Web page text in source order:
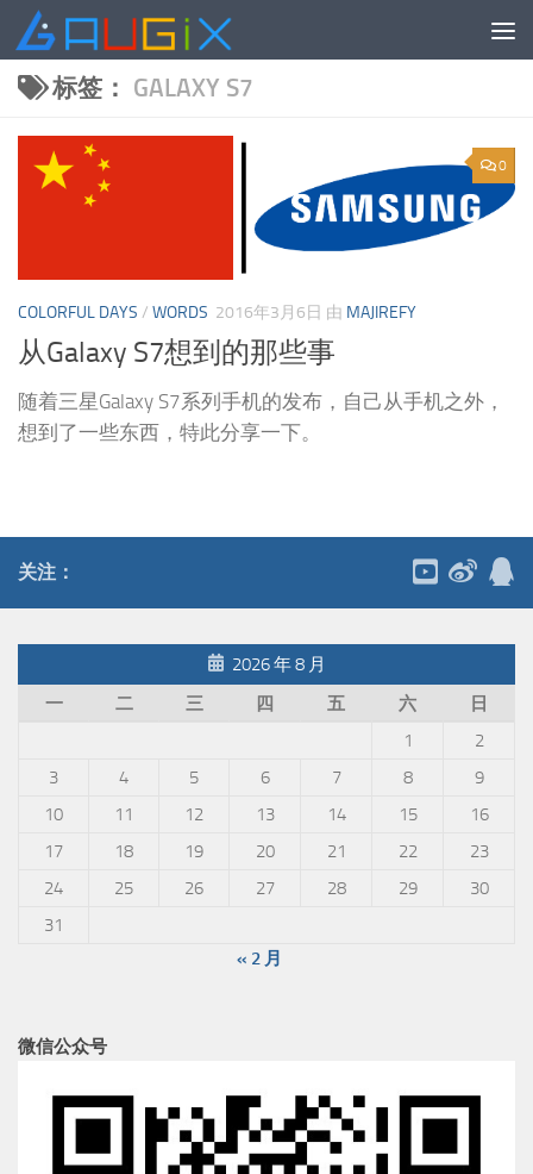
跳至内容
标签： GALAXY S7
0
COLORFUL DAYS / WORDS 2016年3月6日 由 MAJIREFY
从Galaxy S7想到的那些事
随着三星Galaxy S7系列手机的发布，自己从手机之外，
想到了一些东西，特此分享一下。
关注：
2026 年 8 月
一
二 三 四 五 六
日
1
2
3
4 5 6 7 8
9
10
11 12 13 14 15
16
17
18 19 20 21 22
23
24
25 26 27 28 29
30
31
« 2 月
微信公众号